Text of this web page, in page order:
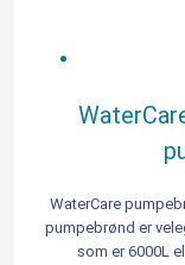
WaterCare
pumpebrønd er
som er 6000L
L